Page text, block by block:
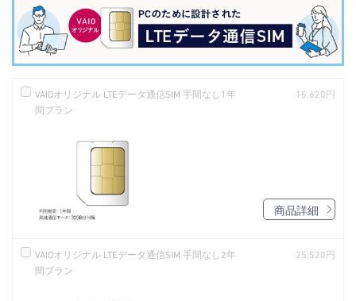
VAIOオリジナル LTEデータ通信SIM 手間なし1年
間プラン
15,620円
商品詳細
VAIOオリジナル LTEデータ通信SIM 手間なし2年
間プラン
25,520円